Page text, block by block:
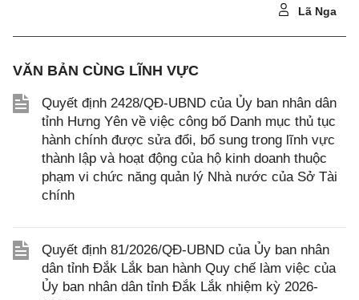
Lã Nga
VĂN BẢN CÙNG LĨNH VỰC
Quyết định 2428/QĐ-UBND của Ủy ban nhân dân
tỉnh Hưng Yên về việc công bố Danh mục thủ tục
hành chính được sửa đổi, bổ sung trong lĩnh vực
thành lập và hoạt động của hộ kinh doanh thuộc
phạm vi chức năng quản lý Nhà nước của Sở Tài
chính
Quyết định 81/2026/QĐ-UBND của Ủy ban nhân
dân tỉnh Đắk Lắk ban hành Quy chế làm việc của
Ủy ban nhân dân tỉnh Đắk Lắk nhiệm kỳ 2026-